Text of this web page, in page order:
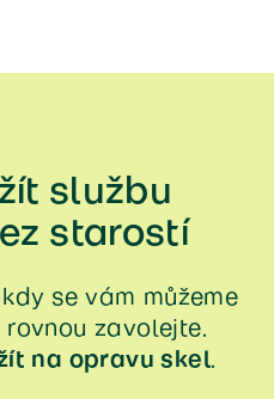
službu
starostí
se vám můžeme
zavolejte.
na opravu skel.